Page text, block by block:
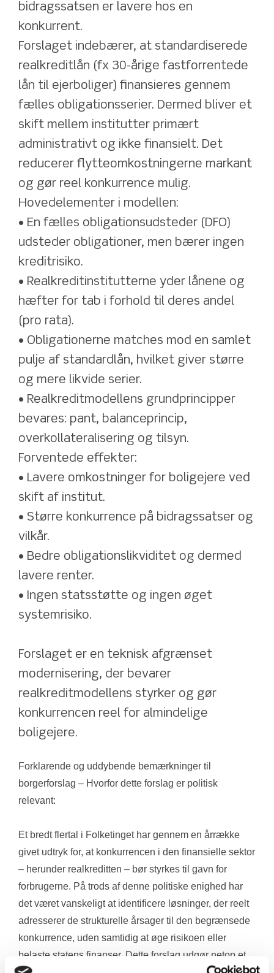
bidragssatsen er lavere hos en
konkurrent.
Forslaget indebærer, at standardiserede
realkreditlån (fx 30-årige fastforrentede
lån til ejerboliger) finansieres gennem
fælles obligationsserier. Dermed bliver et
skift mellem institutter primært
administrativt og ikke finansielt. Det
reducerer flytteomkostningerne markant
og gør reel konkurrence mulig.
Hovedelementer i modellen:
• En fælles obligationsudsteder (DFO)
udsteder obligationer, men bærer ingen
kreditrisiko.
• Realkreditinstitutterne yder lånene og
hæfter for tab i forhold til deres andel
(pro rata).
• Obligationerne matches mod en samlet
pulje af standardlån, hvilket giver større
og mere likvide serier.
• Realkreditmodellens grundprincipper
bevares: pant, balanceprincip,
overkollateralisering og tilsyn.
Forventede effekter:
• Lavere omkostninger for boligejere ved
skift af institut.
• Større konkurrence på bidragssatser og
vilkår.
• Bedre obligationslikviditet og dermed
lavere renter.
• Ingen statsstøtte og ingen øget
systemrisiko.
Forslaget er en teknisk afgrænset
modernisering, der bevarer
realkreditmodellens styrker og gør
konkurrencen reel for almindelige
boligejere.
Forklarende og uddybende bemærkninger til
borgerforslag – Hvorfor dette forslag er politisk
relevant:
Et bredt flertal i Folketinget har gennem en årrække
givet udtryk for, at konkurrencen i den finansielle sektor
– herunder realkreditten – bør styrkes til gavn for
forbrugerne. På trods af denne politiske enighed har
det været vanskeligt at identificere løsninger, der reelt
adresserer de strukturelle årsager til den begrænsede
konkurrence, uden samtidig at øge risikoen eller
belaste statens finanser. Dette forslag udgør netop et